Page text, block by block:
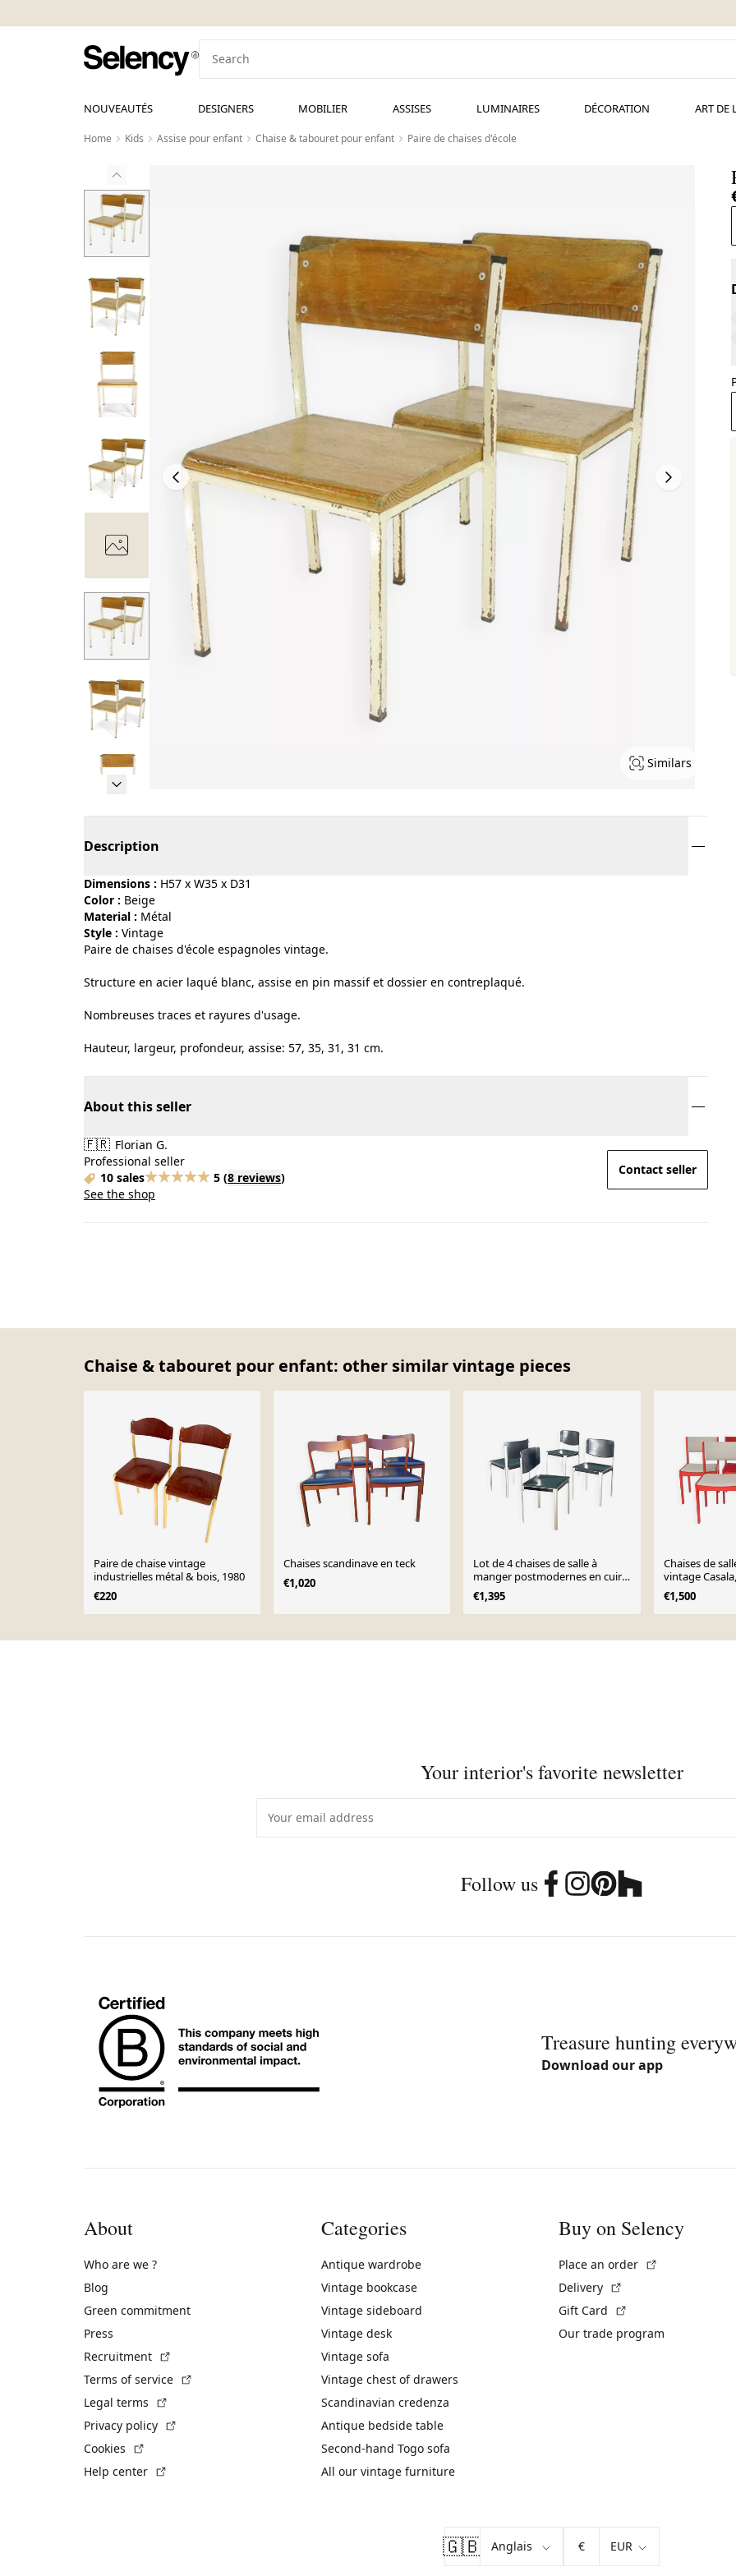
NOUVEAUTÉS DESIGNERS MOBILIER ASSISES LUMINAIRES DÉCORATION ART DE
Home Kids Assise pour enfant Chaise & tabouret pour enfant Paire de chaises d'école
Similars
Description
Dimensions : H57 x W35 x D31
Color :
beige
Material :
métal
Style :
vintage
Paire de chaises d'école espagnoles vintage.
Structure en acier laqué blanc, assise en pin massif et dossier en contreplaqué.
Nombreuses traces et rayures d'usage.
Hauteur, largeur, profondeur, assise: 57, 35, 31, 31 cm.
About this seller
🇫🇷 Florian G.
Professional seller
10 sales
5 (8 reviews)
See the shop
Contact seller
Chaise & tabouret pour enfant: other similar vintage pieces
Paire de chaise vintage
industrielles métal & bois, 1980
€220
Chaises scandinave en teck
€1,020
Lot de 4 chaises de salle à
manger postmodernes en cuir
noir Matteo Grassi, Italie,
années 1980
€1,395
Chaises de
vintage
chaises en
allemand des
€1,500
Your interior's favorite newsletter
Follow us
Treasure hunting
Download our app
About
Who are we ?
Blog
Green commitment
Press
Recruitment
Terms of service
Legal terms
Privacy policy
Cookies
Help center
Categories
Antique wardrobe
Vintage bookcase
Vintage sideboard
Vintage desk
Vintage sofa
Vintage chest of drawers
Scandinavian credenza
Antique bedside table
Second-hand Togo sofa
All our vintage furniture
Buy on Selency
Place an order
Delivery
Gift Card
Our trade program
🇬🇧 €